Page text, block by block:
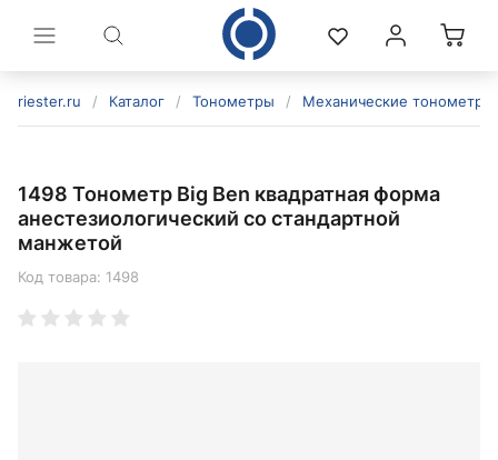
riester.ru / Каталог / Тонометры / Механические тонометры
1498 Тонометр Big Ben квадратная форма
анестезиологический со стандартной
манжетой
Код товара: 1498